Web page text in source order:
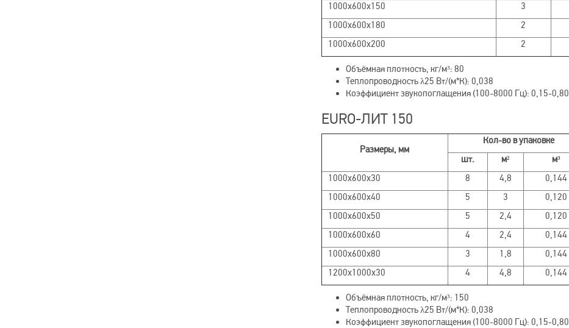
1000х600х150
3
1000х600х180
2
1000х600х200
2
Объёмная плотность, кг/м³: 80
Теплопроводность λ25 Вт/(м*К): 0,038
Коэффициент звукопоглащения (100-8000 Гц): 0,15-0,80
EURO-ЛИТ 150
Размеры, мм
Кол-во в упаковке
шт.
м² м³
1000х600х30
8 4,8 0,144
1000х600х40
5 3 0,120
1000х600х50
5 2,4 0,120
1000х600х60
4 2,4 0,144
1000х600х80
3 1,8 0,144
1200х1000х30
4 4,8 0,144
Объёмная плотность, кг/м³: 150
Теплопроводность λ25 Вт/(м*К): 0,038
Коэффициент звукопоглащения (100-8000 Гц): 0,15-0,80